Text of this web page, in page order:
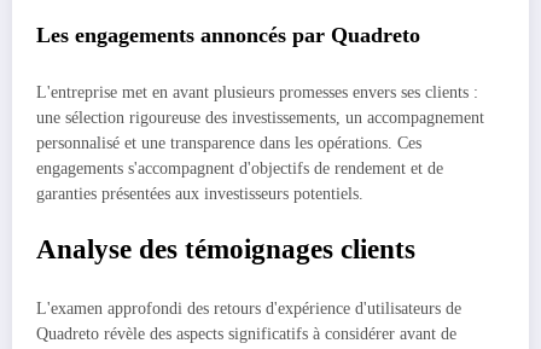
Les engagements annoncés par Quadreto
L'entreprise met en avant plusieurs promesses envers ses clients :
une sélection rigoureuse des investissements, un accompagnement
personnalisé et une transparence dans les opérations. Ces
engagements s'accompagnent d'objectifs de rendement et de
garanties présentées aux investisseurs potentiels.
Analyse des témoignages clients
L'examen approfondi des retours d'expérience d'utilisateurs de
Quadreto révèle des aspects significatifs à considérer avant de